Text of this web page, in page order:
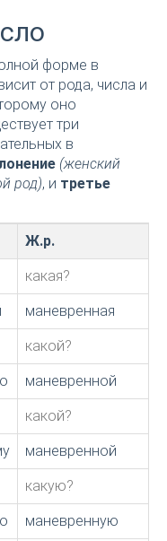
форме в
от рода, числа и
оно
три
в
(женский
род), и третье
Ж.р.
какая?
маневренная
какой?
маневренной
какой?
маневренной
какую?
маневренную